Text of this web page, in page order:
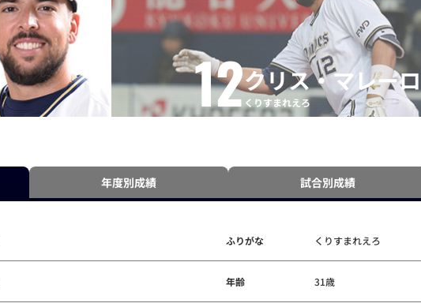
12クリス・マレーロ
くりすまれえろ
年度別成績 試合別成績
ふりがな くりすまれえろ
年齢 31歳